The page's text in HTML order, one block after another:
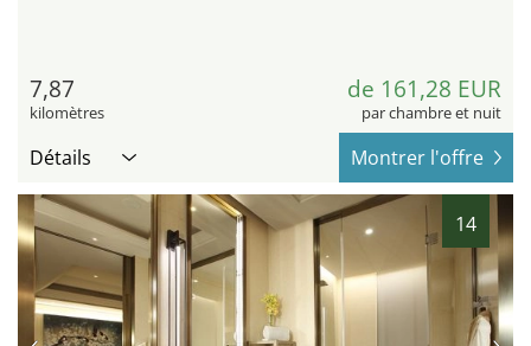
7,87
kilomètres
de 161,28 EUR
par chambre et nuit
Détails Montrer l'offre
14